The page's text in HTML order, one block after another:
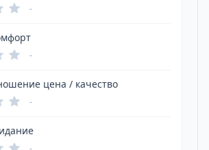
-
-
цена / качество
-